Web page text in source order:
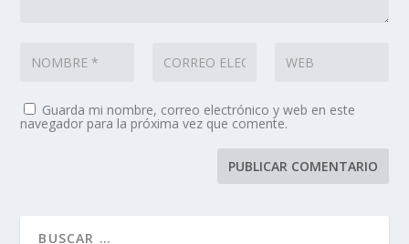
Guarda mi nombre, correo electrónico y web en este
navegador para la próxima vez que comente.